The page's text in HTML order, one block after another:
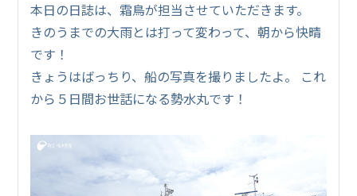
本日の日誌は、霜鳥が担当させていただきます。
きのうまでの大雨とは打って変わって、朝から快晴
です！
きょうはばっちり、船の写真を撮りましたよ。 これ
から５日間お世話になる勢水丸です！